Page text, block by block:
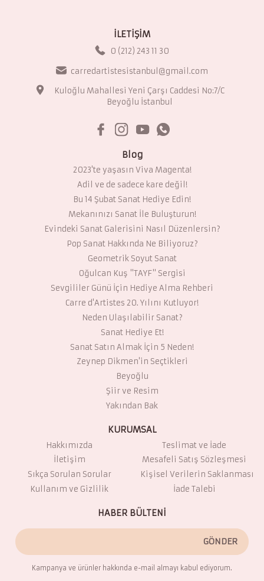
İLETİŞİM
0 (212) 243 11 30
carredartistesistanbul@gmail.com
Kuloğlu Mahallesi Yeni Çarşı Caddesi No:7/C
Beyoğlu İstanbul
Blog
2023'te yaşasın Viva Magenta!
Adil ve de sadece kare değil!
Bu 14 Şubat Sanat Hediye Edin!
Mekanınızı Sanat İle Buluşturun!
Evindeki Sanat Galerisini Nasıl Düzenlersin?
Pop Sanat Hakkında Ne Biliyoruz?
Geometrik Soyut Sanat
Oğulcan Kuş "TAYF" Sergisi
Sevgililer Günü İçin Hediye Alma Rehberi
Carre d'Artistes 20. Yılını Kutluyor!
Neden Ulaşılabilir Sanat?
Sanat Hediye Et!
Sanat Satın Almak İçin 5 Neden!
Zeynep Dikmen'in Seçtikleri
Beyoğlu
Şiir ve Resim
Yakından Bak
KURUMSAL
Hakkımızda
İletişim
Sıkça Sorulan Sorular
Kullanım ve Gizlilik
Teslimat ve İade
Mesafeli Satış Sözleşmesi
Kişisel Verilerin Saklanması
İade Talebi
HABER BÜLTENİ
GÖNDER
Kampanya ve ürünler hakkında e-mail almayı kabul ediyorum.